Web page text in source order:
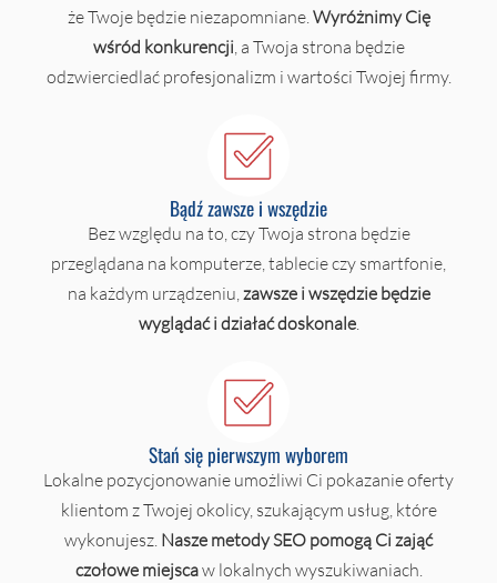
że Twoje będzie niezapomniane.Wyróżnimy Cię
wśród konkurencji, a Twoja strona będzie
odzwierciedlać profesjonalizm i wartości Twojej firmy.
Bądź zawsze i wszędzie
Bez względu na to, czy Twoja strona będzie
przeglądana na komputerze, tablecie czy smartfonie,
na każdym urządzeniu,zawsze i wszędzie będzie
wyglądać i działać doskonale.
Stań się pierwszym wyborem
Lokalne pozycjonowanie umożliwi Ci pokazanie oferty
klientom z Twojej okolicy, szukającym usług, które
wykonujesz. Nasze metody SEO pomogą Ci zająć
czołowe miejscaw lokalnych wyszukiwaniach.